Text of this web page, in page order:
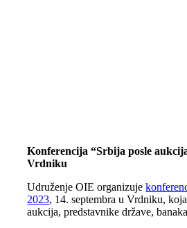
Konferencija “Srbija posle
Vrdniku
Udruženje OIE organizuje
2023, 14. septembra u Vrdniku,
aukcija, predstavnike države,